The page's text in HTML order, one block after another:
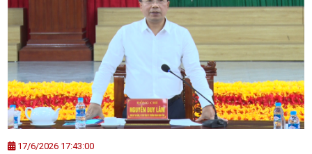
17/6/2026 17:43:00